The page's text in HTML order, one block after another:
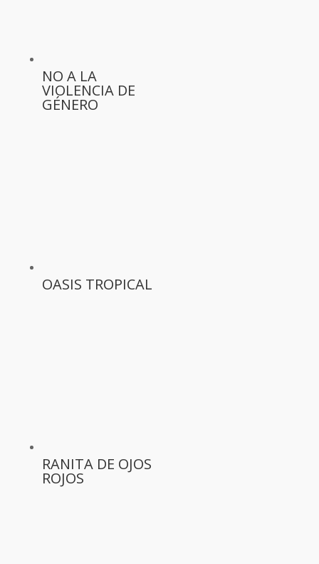
NO A LA
VIOLENCIA DE
GÉNERO
OASIS TROPICAL
RANITA DE OJOS
ROJOS